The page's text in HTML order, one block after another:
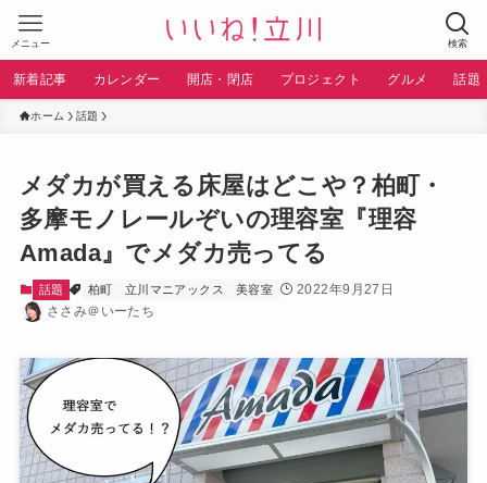
検索
メニュー
新着記事 カレンダー 開店・閉店 プロジェクト グルメ 話題
ホーム 話題
メダカが買える床屋はどこや？柏町・
多摩モノレールぞいの理容室『理容
Amada』でメダカ売ってる
話題 柏町 立川マニアックス 美容室
2022年9月27日
ささみ＠いーたち